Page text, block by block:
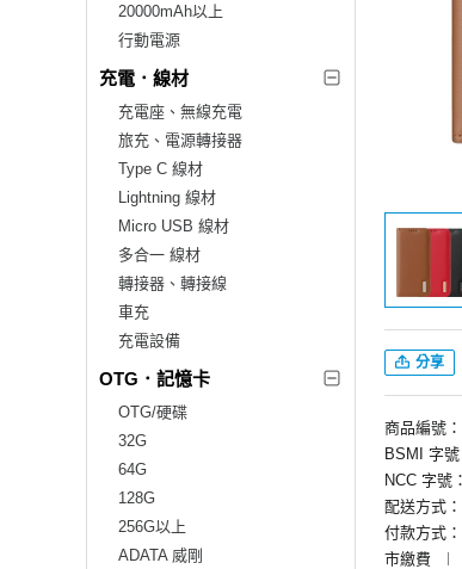
20000mAh以上
行動電源
充電．線材
充電座、無線充電
旅充、電源轉接器
Type C 線材
Lightning 線材
Micro USB 線材
多合一 線材
轉接器、轉接線
車充
充電設備
OTG．記憶卡
OTG/硬碟
32G
64G
128G
256G以上
ADATA 威剛
分享
商品編號
BSMI 字
NCC 字號
配送方式
付款方式
市繳費
︱